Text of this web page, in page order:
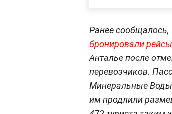
Ранее сообщалось,
бронировали
Анталье после
перевозчиков.
Минеральные Воды
им продлили